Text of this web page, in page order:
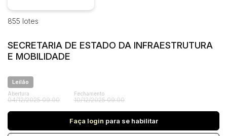
Bens diversos
Apartamentos
Casa
Terreno
Veículos
Carro
Faixa de valor
R$
855 lotes
SECRETARIA DE ESTADO DA INFRAESTRUTURA
E MOBILIDADE
Leilão
Abertura
04/12/2025 09:00
Fechamento
10/12/2025 09:00
Faça login para se habilitar